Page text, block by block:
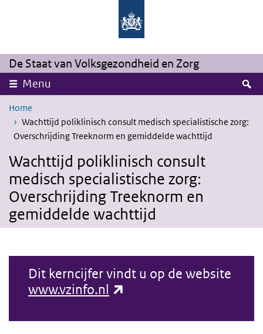
Overslaan en naar de inhoud gaan
De Staat van Volksgezondheid en Zorg
Menu
Home
Wachttijd poliklinisch consult medisch specialistische zorg:
Overschrijding Treeknorm en gemiddelde wachttijd
Wachttijd poliklinisch consult
medisch specialistische zorg:
Overschrijding Treeknorm en
gemiddelde wachttijd
Dit kerncijfer vindt u op de website
www.vzinfo.nl